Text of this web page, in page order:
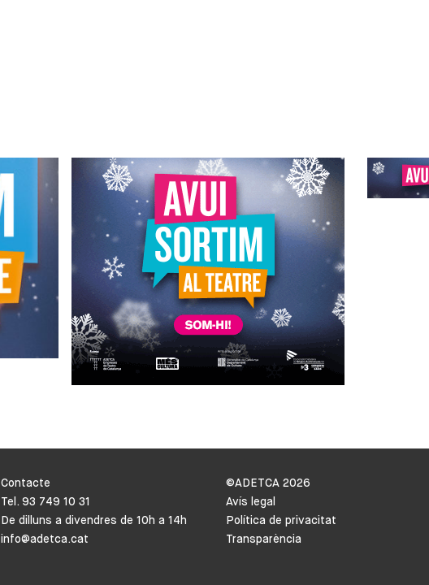
Contacte
Tel. 93 749 10 31
De dilluns a divendres de 10h a 14h
info@adetca.cat
©ADETCA2026
Avís legal
Política de privacitat
Transparència